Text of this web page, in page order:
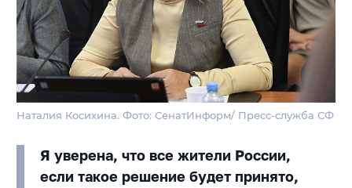
Наталия Косихина. Фото: СенатИнформ/ Пресс-служба СФ
Я уверена, что все жители России,
если такое решение будет принято,